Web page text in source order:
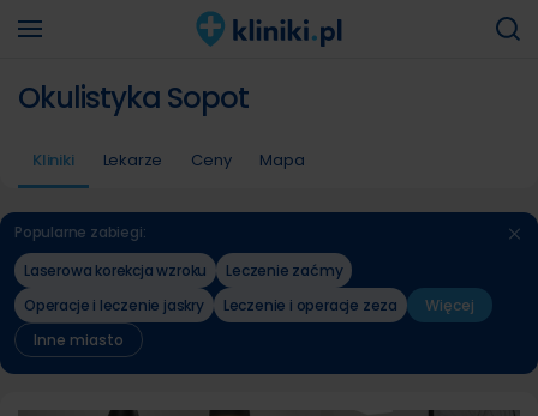
Okulistyka Sopot
Kliniki Lekarze Ceny Mapa
Popularne zabiegi:
Laserowa korekcja wzroku
Leczenie zaćmy
Operacje i leczenie jaskry
Leczenie i operacje zeza
Więcej
Inne miasto